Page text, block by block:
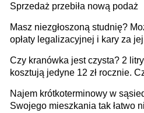
Sprzedaż przebiła nową podaż
Masz niezgłoszoną studnię?
opłaty legalizacyjnej i kary za
Czy kranówka jest czysta? 2
kosztują jedyne 12 zł rocznie.
Najem krótkoterminowy w
Swojego mieszkania tak łatwo